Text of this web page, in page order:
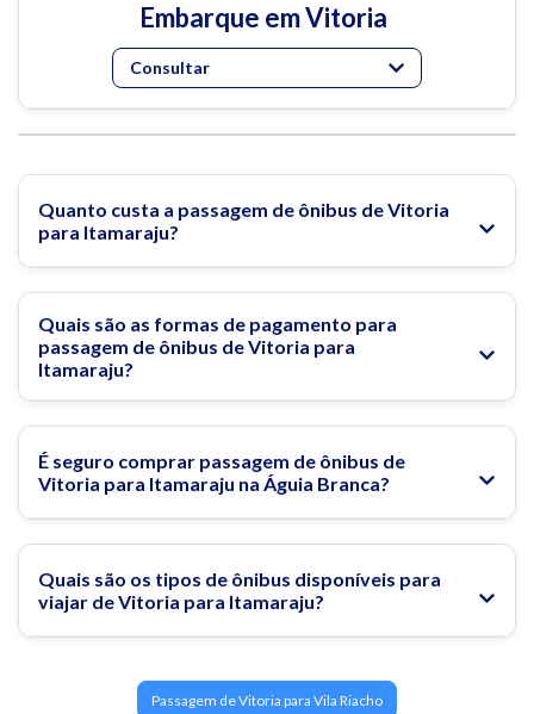
Embarque em Vitoria
Consultar
Quanto custa a passagem de ônibus de Vitoria
para Itamaraju?
Quais são as formas de pagamento para
passagem de ônibus de Vitoria para
Itamaraju?
É seguro comprar passagem de ônibus de
Vitoria para Itamaraju na Águia Branca?
Quais são os tipos de ônibus disponíveis para
viajar de Vitoria para Itamaraju?
Passagem de Vitoria para Vila Riacho